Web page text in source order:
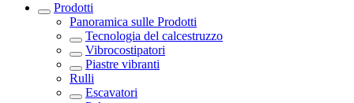
Prodotti
Panoramica sulle Prodotti
Tecnologia del calcestruzzo
Vibrocostipatori
Piastre vibranti
Rulli
Escavatori